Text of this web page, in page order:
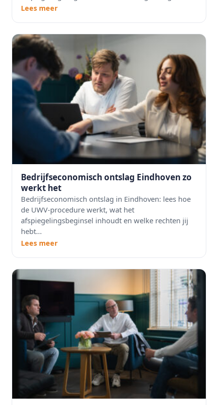
Lees meer
Bedrijfseconomisch ontslag Eindhoven zo
werkt het
Bedrijfseconomisch ontslag in Eindhoven: lees hoe
de UWV-procedure werkt, wat het
afspiegelingsbeginsel inhoudt en welke rechten jij
hebt...
Lees meer